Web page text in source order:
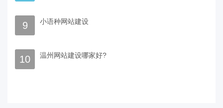
9 小语种网站建设
10 温州网站建设哪家好?